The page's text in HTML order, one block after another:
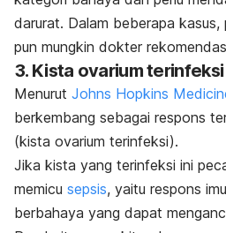
darurat. Dalam beberapa
pun mungkin dokter
3. Kista ovarium terinfeksi
Menurut Johns Hopkins
berkembang sebagai respons
(kista ovarium terinfeksi).
Jika kista yang terinfeksi ini
memicu sepsis, yaitu respons
berbahaya yang dapat